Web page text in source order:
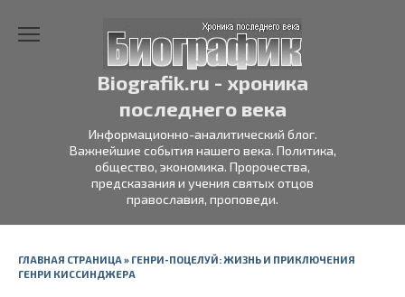
Biografik.ru - хроника
последнего века
Информационно-аналитический блог.
Важнейшие события нашего века. Политика,
общество, экономика. Пророчества,
предсказания и учения святых отцов
православия, проповеди.
ГЛАВНАЯ СТРАНИЦА» ГЕНРИ-ПОЦЕЛУЙ: ЖИЗНЬ И ПРИКЛЮЧЕНИЯ
ГЕНРИ КИССИНДЖЕРА